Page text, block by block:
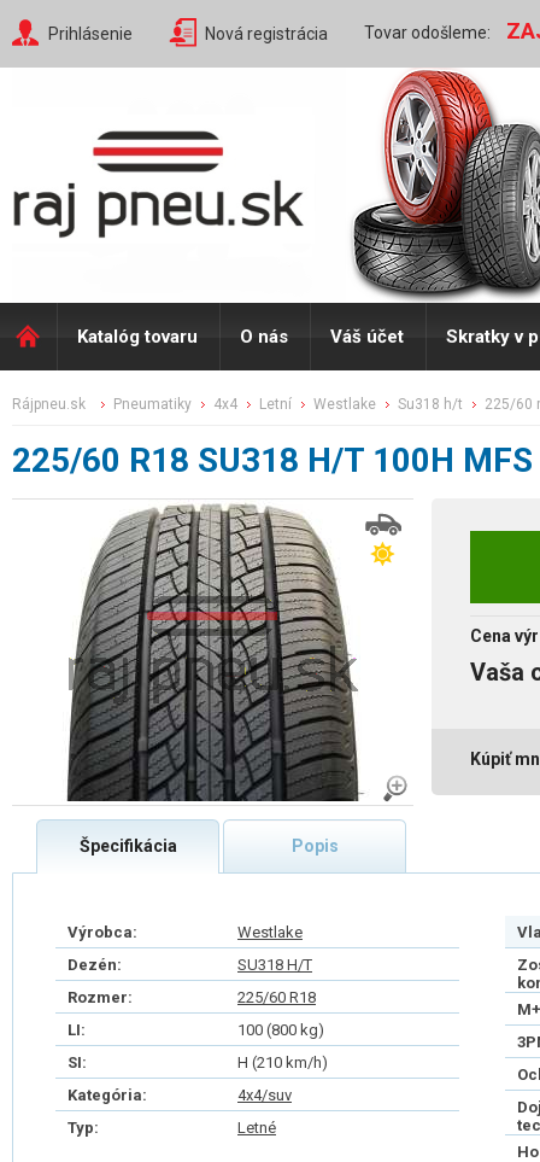
Prihlásenie Nová registrácia Tovar odošleme:
Katalóg tovaru O nás Váš účet Skratky v
rájpneu.sk pneumatiky 4x4 letní westlake su318 h/t 225/60
225/60 R18 SU318 H/T 100H MFS
Cena
Vaša
Kúpiť
Špecifikácia Popis
Výrobca:
Westlake
Dezén:
SU318 H/T
Rozmer:
225/60 R18
LI:
100 (800 kg)
SI:
H (210 km/h)
Kategória:
4x4/suv
Typ:
Letné